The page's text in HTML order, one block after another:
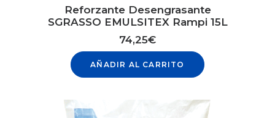
Reforzante Desengrasante
SGRASSO EMULSITEX Rampi 15L
74,25€
AÑADIR AL CARRITO